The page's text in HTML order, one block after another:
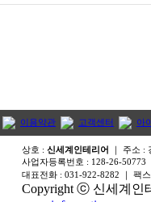
이용약관 고객센터 아
상호 : 신세계인테리어 ｜ 주소 :
사업자등록번호 : 128-26-50773
대표전화 : 031-922-8282 ｜ 팩
Copyright ⓒ 신세계인